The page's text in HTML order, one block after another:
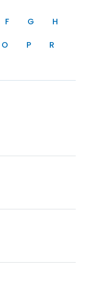
F G
H
O P
R